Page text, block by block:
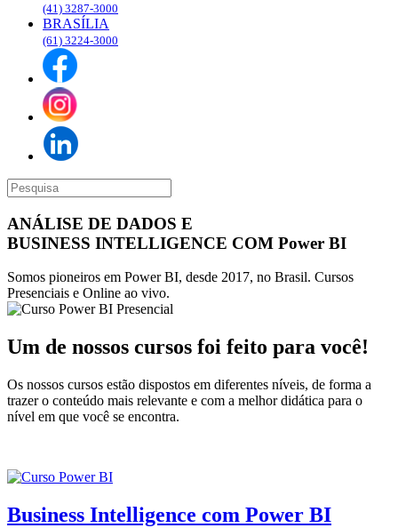
(41) 3287-3000
BRASÍLIA
(61) 3224-3000
ANÁLISE DE DADOS E
BUSINESS INTELLIGENCE COM Power BI
Somos pioneiros em Power BI, desde 2017, no Brasil. Cursos
Presenciais e Online ao vivo.
Um de nossos cursos foi feito para você!
Os nossos cursos estão dispostos em diferentes níveis, de forma a
trazer o conteúdo mais relevante e com a melhor didática para o
nível em que você se encontra.
Business Intelligence com Power BI